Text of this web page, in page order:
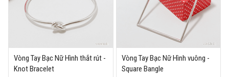
Vòng Tay Bạc Nữ Hình thắt rút -
Knot Bracelet
Vòng Tay Bạc Nữ Hình vuông -
Square Bangle